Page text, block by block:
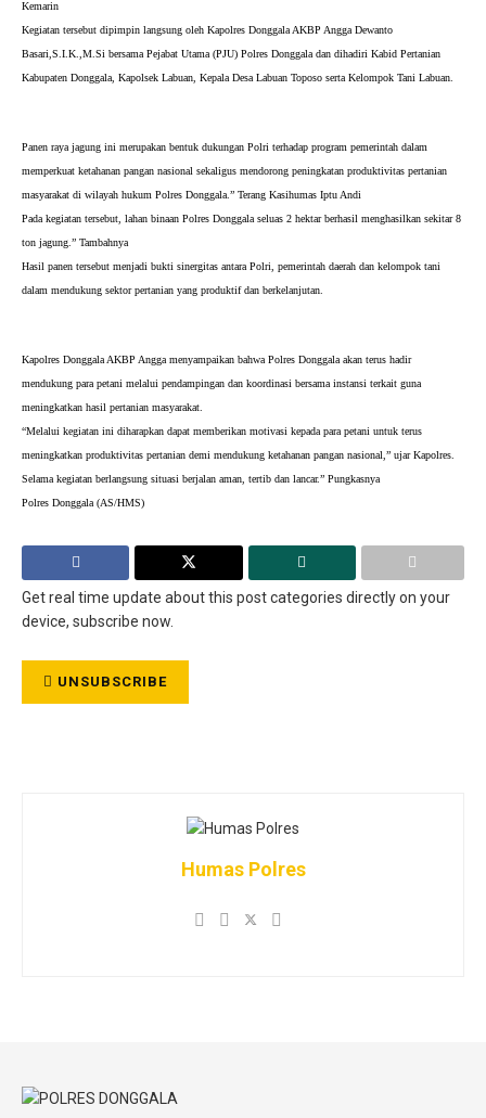
Kemarin
Kegiatan tersebut dipimpin langsung oleh Kapolres Donggala AKBP Angga Dewanto
Basari,S.I.K.,M.Si bersama Pejabat Utama (PJU) Polres Donggala dan dihadiri Kabid Pertanian
Kabupaten Donggala, Kapolsek Labuan, Kepala Desa Labuan Toposo serta Kelompok Tani Labuan.
Panen raya jagung ini merupakan bentuk dukungan Polri terhadap program pemerintah dalam
memperkuat ketahanan pangan nasional sekaligus mendorong peningkatan produktivitas pertanian
masyarakat di wilayah hukum Polres Donggala.” Terang Kasihumas Iptu Andi
Pada kegiatan tersebut, lahan binaan Polres Donggala seluas 2 hektar berhasil menghasilkan sekitar 8
ton jagung.” Tambahnya
Hasil panen tersebut menjadi bukti sinergitas antara Polri, pemerintah daerah dan kelompok tani
dalam mendukung sektor pertanian yang produktif dan berkelanjutan.
Kapolres Donggala AKBP Angga menyampaikan bahwa Polres Donggala akan terus hadir
mendukung para petani melalui pendampingan dan koordinasi bersama instansi terkait guna
meningkatkan hasil pertanian masyarakat.
“Melalui kegiatan ini diharapkan dapat memberikan motivasi kepada para petani untuk terus
meningkatkan produktivitas pertanian demi mendukung ketahanan pangan nasional,” ujar Kapolres.
Selama kegiatan berlangsung situasi berjalan aman, tertib dan lancar.” Pungkasnya
Polres Donggala (AS/HMS)
Get real time update about this post categories directly on your
device, subscribe now.
UNSUBSCRIBE
Humas Polres